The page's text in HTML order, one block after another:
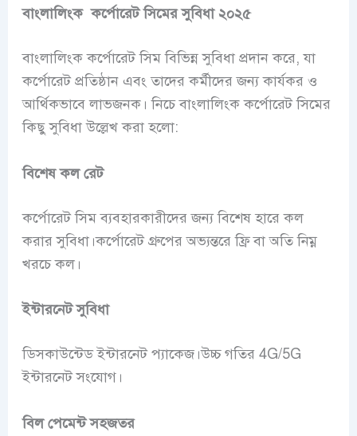
বাংলালিংক কর্পোরেট সিমের সুবিধা ২০২৫
বাংলালিংক কর্পোরেট সিম বিভিন্ন সুবিধা প্রদান করে, যা
কর্পোরেট প্রতিষ্ঠান এবং তাদের কর্মীদের জন্য কার্যকর ও
আর্থিকভাবে লাভজনক। নিচে বাংলালিংক কর্পোরেট সিমের
কিছু সুবিধা উল্লেখ করা হলো:
বিশেষ কল রেট
কর্পোরেট সিম ব্যবহারকারীদের জন্য বিশেষ হারে কল
করার সুবিধা।কর্পোরেট গ্রুপের অভ্যন্তরে ফ্রি বা অতি নিম্ন
খরচে কল।
ইন্টারনেট সুবিধা
ডিসকাউন্টেড ইন্টারনেট প্যাকেজ।উচ্চ গতির 4G/5G
ইন্টারনেট সংযোগ।
বিল পেমেন্ট সহজতর